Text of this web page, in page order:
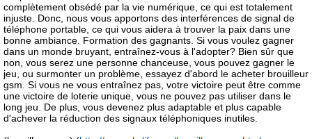
complètement obsédé par la vie numérique, ce qui est totalement
injuste. Donc, nous vous apportons des interférences de signal de
téléphone portable, ce qui vous aidera à trouver la paix dans une
bonne ambiance. Formation des gagnants. Si vous voulez gagner
dans un monde bruyant, entraînez-vous à l'adopter? Bien sûr que
non, vous serez une personne chanceuse, vous pouvez gagner le
jeu, ou surmonter un problème, essayez d'abord le acheter brouilleur
gsm. Si vous ne vous entraînez pas, votre victoire peut être comme
une victoire de loterie unique, vous ne pouvez pas utiliser dans le
long jeu. De plus, vous devenez plus adaptable et plus capable
d'achever la réduction des signaux téléphoniques inutiles.